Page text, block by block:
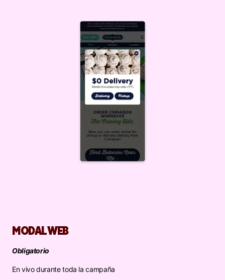
MODAL WEB
Obligatorio
En vivo durante toda la campaña